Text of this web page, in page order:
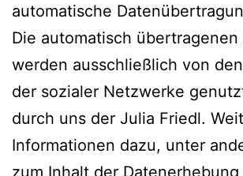
automatische
Die automatisch übertragenen
werden ausschließlich von
der sozialer Netzwerke
durch uns der Julia Friedl.
Informationen dazu, unter
zum Inhalt der